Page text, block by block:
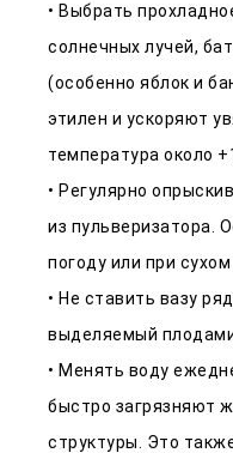
• Выбрать
солнечных лучей,
(особенно яблок и
этилен и ускоряют
температура около
• Регулярно
из пульверизатора.
погоду или при
• Не ставить вазу
выделяемый
• Менять воду
быстро загрязняют
структуры. Это